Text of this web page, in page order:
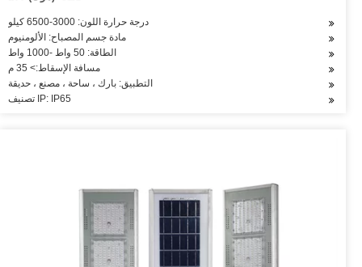
درجة حرارة اللون: 3000-6500 كيلو
مادة جسم المصباح: الألومنيوم
الطاقة: 50 واط -1000 واط
مسافة الإسقاط:> 35 م
التطبيق: بارك ، ساحة ، مصنع ، حديقة
تصنيف IP: IP65